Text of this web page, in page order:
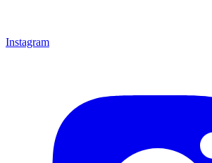
Instagram